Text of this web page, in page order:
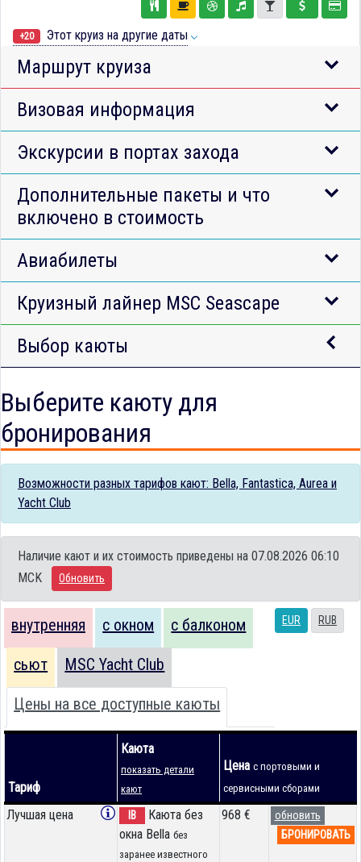
+20 Этот круиз на другие даты
Маршрут круиза
Визовая информация
Экскурсии в портах захода
Дополнительные пакеты и что
включено в стоимость
Авиабилеты
Круизный лайнер MSC Seascape
Выбор каюты
Выберите каюту для
бронирования
Возможности разных тарифов кают: Bella, Fantastica, Aurea и
Yacht Club
Наличие кают и их стоимость приведены на 07.08.2026 06:10
MCK
Обновить
EUR RUB
внутренняя с окном с балконом
сьют MSC Yacht Club
Цены на все доступные каюты
Тариф
Каюта
показать детали
кают
Цена с портовыми и
сервисными сборами
Лучшая цена IB
Каюта без
окна Bella без
заранее известного
968 €
обновить
БРОНИРОВАТЬ